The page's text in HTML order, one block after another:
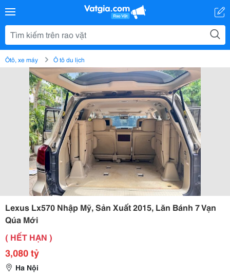
Ôtô, xe máy Ô tô du lịch
Lexus Lx570 Nhập Mỹ, Sản Xuất 2015, Lăn Bánh 7 Vạn
Qúa Mới
( HẾT HẠN )
3,080 tỷ
Ha Nội